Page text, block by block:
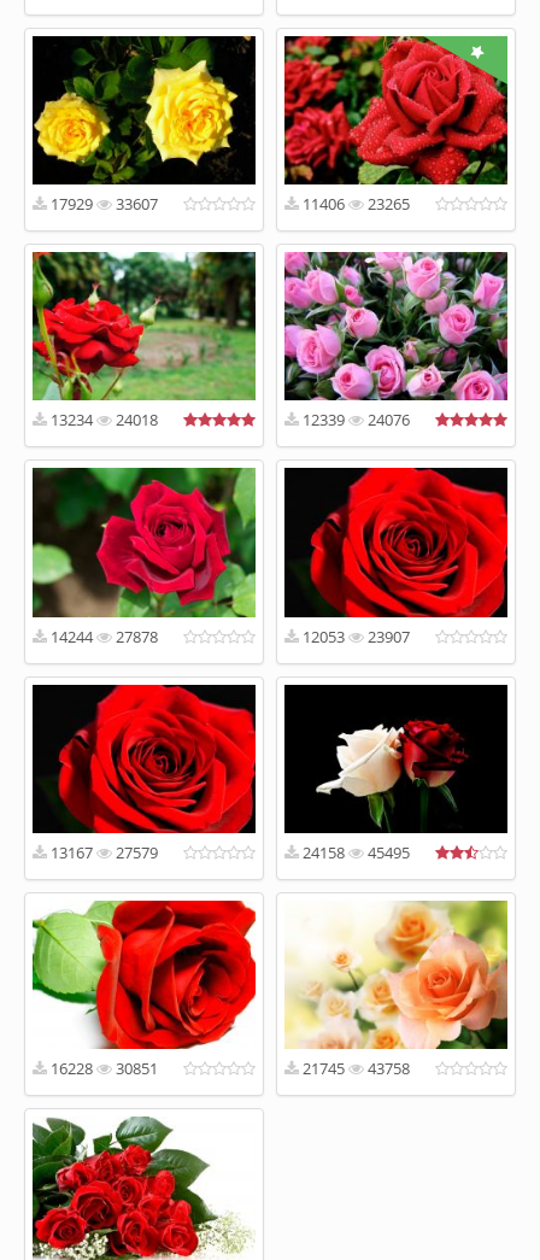
17929 33607 11406 23265
13234 24018 12339 24076
14244 27878 12053 23907
13167 27579 24158 45495
16228 30851 21745 43758